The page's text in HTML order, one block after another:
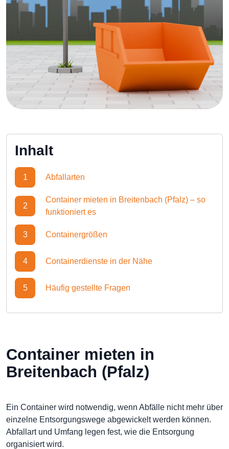
Inhalt
1 Abfallarten
2
Container mieten in Breitenbach (Pfalz) – so
funktioniert es
3 Containergrößen
4 Containerdienste in der Nähe
5 Häufig gestellte Fragen
Container mieten in
Breitenbach (Pfalz)
Ein Container wird notwendig, wenn Abfälle nicht mehr über
einzelne Entsorgungswege abgewickelt werden können.
Abfallart und Umfang legen fest, wie die Entsorgung
organisiert wird.